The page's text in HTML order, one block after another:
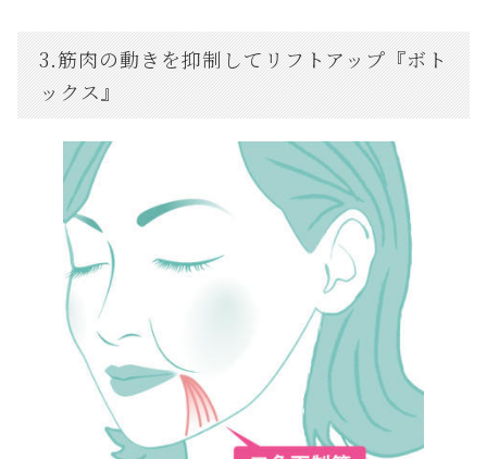
3.筋肉の動きを抑制してリフトアップ『ボト
ックス』